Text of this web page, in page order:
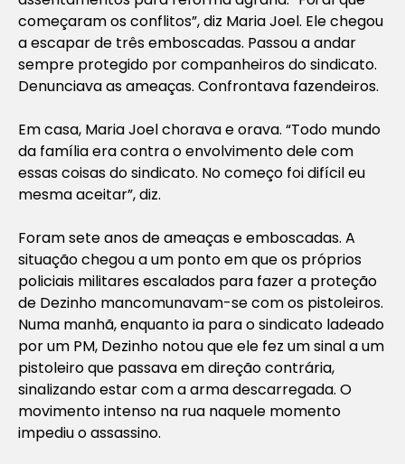
começaram os conflitos”, diz Maria Joel. Ele chegou
a escapar de três emboscadas. Passou a andar
sempre protegido por companheiros do sindicato.
Denunciava as ameaças. Confrontava fazendeiros.
Em casa, Maria Joel chorava e orava. “Todo mundo
da família era contra o envolvimento dele com
essas coisas do sindicato. No começo foi difícil eu
mesma aceitar”, diz.
Foram sete anos de ameaças e emboscadas. A
situação chegou a um ponto em que os próprios
policiais militares escalados para fazer a proteção
de Dezinho mancomunavam-se com os pistoleiros.
Numa manhã, enquanto ia para o sindicato ladeado
por um PM, Dezinho notou que ele fez um sinal a um
pistoleiro que passava em direção contrária,
sinalizando estar com a arma descarregada. O
movimento intenso na rua naquele momento
impediu o assassino.